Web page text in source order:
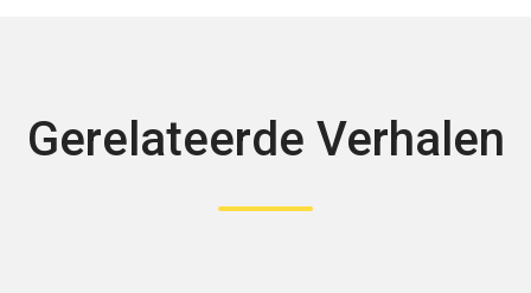
Gerelateerde Verhalen